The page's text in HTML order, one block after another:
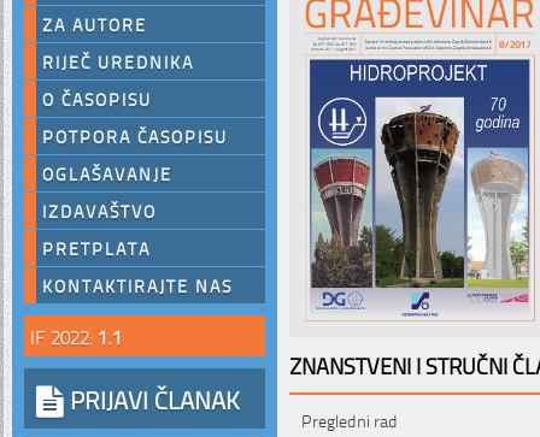
ZA AUTORE
RIJEČ UREDNIKA
O ČASOPISU
POTPORA ČASOPISU
OGLAŠAVANJE
IZDAVAŠTVO
PRETPLATA
KONTAKTIRAJTE NAS
IF 2022: 1.1
PRIJAVI ČLANAK
ZNANSTVENI I STRUČNI
Pregledni rad